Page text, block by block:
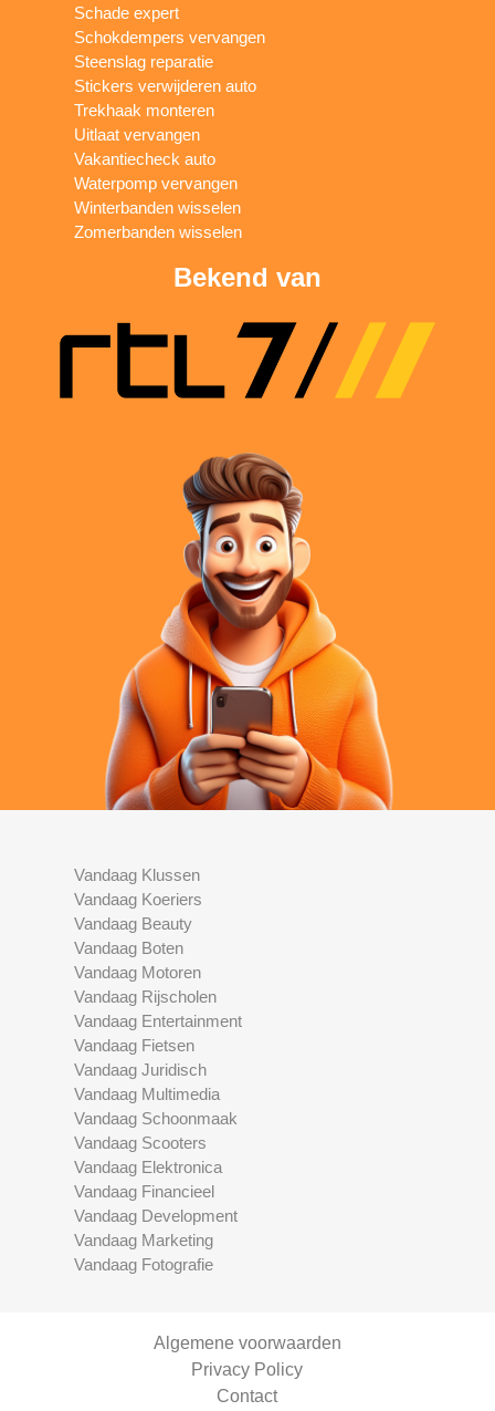
Schade expert
Schokdempers vervangen
Steenslag reparatie
Stickers verwijderen auto
Trekhaak monteren
Uitlaat vervangen
Vakantiecheck auto
Waterpomp vervangen
Winterbanden wisselen
Zomerbanden wisselen
Bekend van
Vandaag Klussen
Vandaag Koeriers
Vandaag Beauty
Vandaag Boten
Vandaag Motoren
Vandaag Rijscholen
Vandaag Entertainment
Vandaag Fietsen
Vandaag Juridisch
Vandaag Multimedia
Vandaag Schoonmaak
Vandaag Scooters
Vandaag Elektronica
Vandaag Financieel
Vandaag Development
Vandaag Marketing
Vandaag Fotografie
Algemene voorwaarden
Privacy Policy
Contact